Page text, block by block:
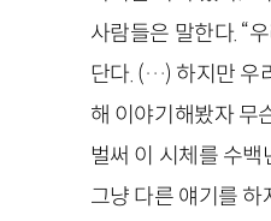
사람들은 말한다. “
단다. (…) 하지만 우
해 이야기해봤자 무
벌써 이 시체를 수
그냥 다른 얘기를 하